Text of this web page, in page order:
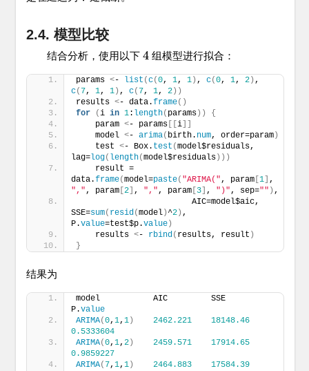
2.4. 模型比较
结合分析，使用以下4
4 组模型进行拟合：
params <- list (c(0, 1, 1) , c(0, 1, 2)
c( 7, 1, 1) , c( 7, 1, 2))
results <- data.frame()
for
(i in 1: length( params))
{
    param
<- params [[i]]
    model
<- arima( birth. num, order=param)
    test
<- Box. test (model$residuals,
lag=log( length(model$residuals)))
    result =
data.frame(model=paste( "ARIMA(" , param [1]
"," , param [2] , "," , param [3] , ")" , sep="" )
                        AIC=model$aic,
SSE=sum( resid (model) ^2) ,
P.value=test$p.value)
    results
<- rbind ( results, result )
}
结果为
model           AIC         SSE
P.value
ARIMA(0,1,1) 2462.221
18148.46
0.5333604
ARIMA(0,1,2) 2459.571
17914.65
0.9859227
ARIMA( 7,1,1) 2464.883
17584.39